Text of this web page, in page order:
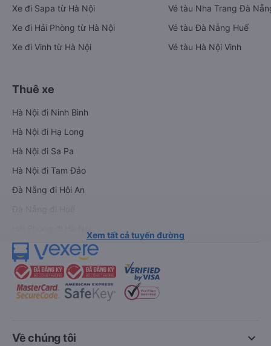
Xe đi Sapa từ Hà Nội
Xe đi Hải Phòng từ Hà Nội
Xe đi Vinh từ Hà Nội
Vé tàu Nha Trang Đà
Vé tàu Đà Nẵng Huế
Vé tàu Hà Nội Vinh
Thuê xe
Hà Nội đi Ninh Bình
Hà Nội đi Hạ Long
Hà Nội đi Sa Pa
Hà Nội đi Tam Đảo
Đà Nẵng đi Hội An
Xem tất cả tuyến đường
keyboard_arrow_down
Về chúng tôi